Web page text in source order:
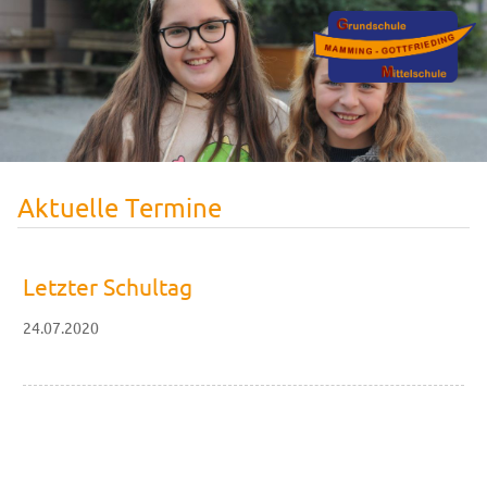
Aktuelle Termine
Letzter Schultag
24.07.2020